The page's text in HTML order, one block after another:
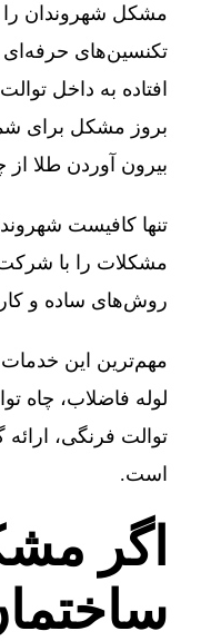
مشکل شهروندان را
تکنسین‌های
افتاده به داخل
بروز مشکل برای
بیرون آوردن طلا از
تنها کافیست
مشکلات را با شرکت
روش‌های ساده و
مهم‌ترین این خدمات
لوله فاضلاب، چاه
توالت فرنگی،
است.
اگر